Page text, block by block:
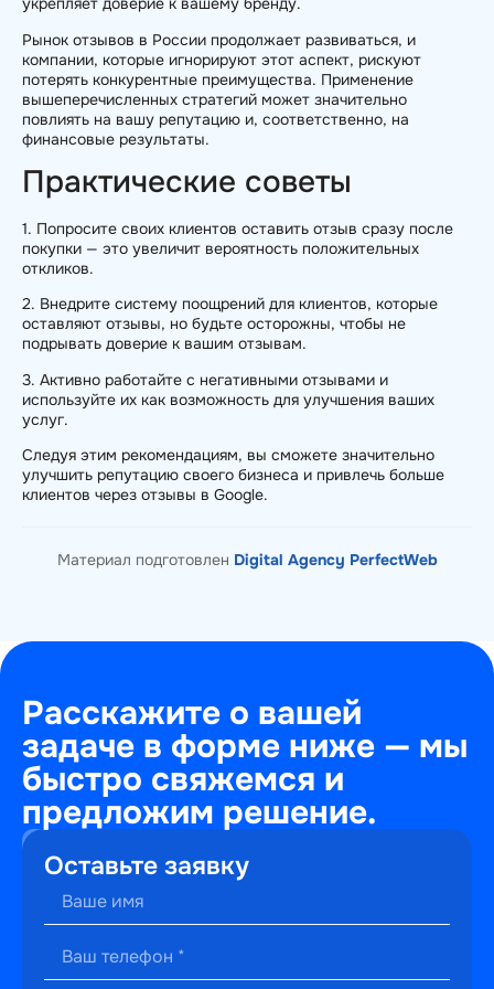
Рынок отзывов в России продолжает развиваться, и
компании, которые игнорируют этот аспект, рискуют
потерять конкурентные преимущества. Применение
вышеперечисленных стратегий может значительно
повлиять на вашу репутацию и, соответственно, на
финансовые результаты.
Практические советы
1. Попросите своих клиентов оставить отзыв сразу после
покупки — это увеличит вероятность положительных
откликов.
2. Внедрите систему поощрений для клиентов, которые
оставляют отзывы, но будьте осторожны, чтобы не
подрывать доверие к вашим отзывам.
3. Активно работайте с негативными отзывами и
используйте их как возможность для улучшения ваших
услуг.
Следуя этим рекомендациям, вы сможете значительно
улучшить репутацию своего бизнеса и привлечь больше
клиентов через отзывы в Google.
Материал подготовлен Digital Agency PerfectWeb
Расскажите о вашей
задаче в форме ниже — мы
быстро свяжемся и
предложим решение.
(495)
241-
22-
59
Оставьте заявку